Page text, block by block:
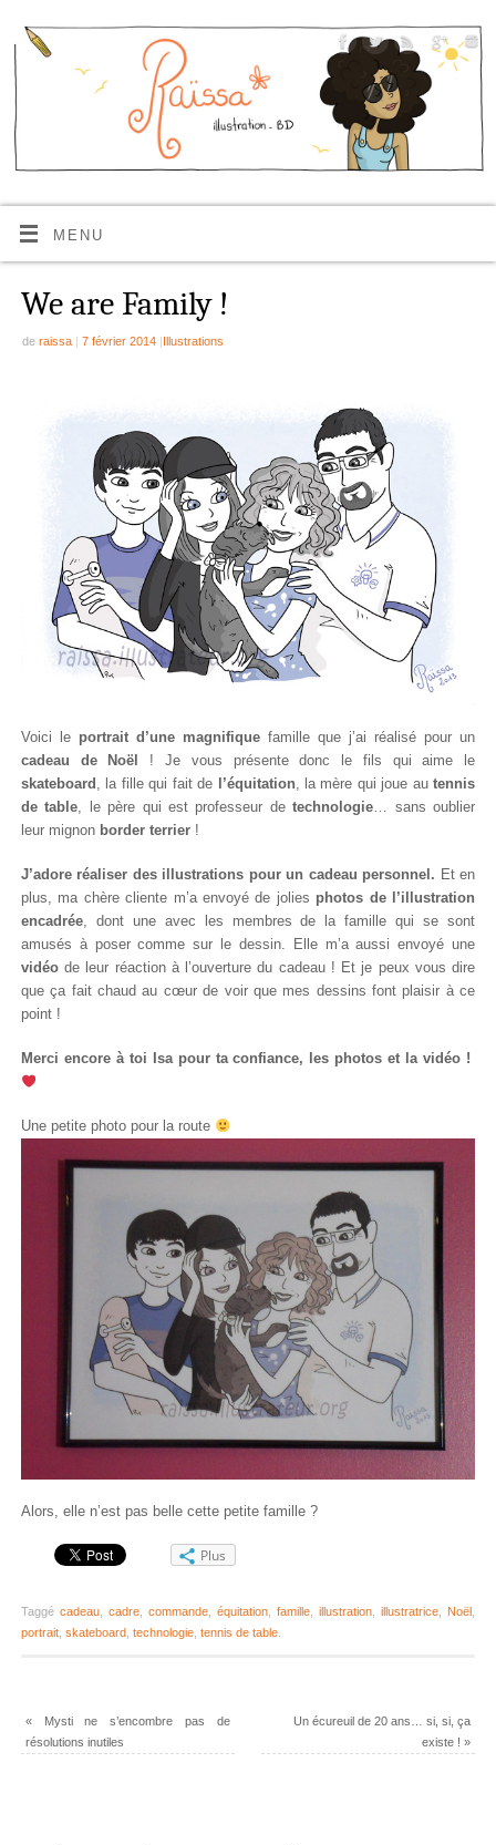
MENU
We are Family !
de raissa | 7 février 2014 |Illustrations
Voici le portrait d’une magnifiquefamille que j’ai réalisé pour un
cadeau de Noël
! Je vous présente donc le fils qui aime le
skateboard , la fille qui fait de l’équitation, la mère qui joue autennis
de table, le père qui est professeur detechnologie… sans oublier
leur mignon border terrier!
J’adore réaliser des illustrations pour un cadeau personnel. Et en
plus, ma chère cliente m’a envoyé de jolies photos de l’illustration
encadrée, dont une avec les membres de la famille qui se sont
amusés à poser comme sur le dessin. Elle m’a aussi envoyé une
vidéode leur réaction à l’ouverture du cadeau ! Et je peux vous dire
que ça fait chaud au cœur de voir que mes dessins font plaisir à ce
point !
Merci encore à toi Isa pour ta confiance, les photos et la vidéo !
Une petite photo pour la route
Alors, elle n’est pas belle cette petite famille ?
Plus
Taggé cadeau, cadre, commande,équitation ,famille ,illustration ,illustratrice Noël
portrait, skateboard, technologie, tennis de table.
«Mysti ne s’encombre pas de
résolutions inutiles
Un écureuil de 20 ans… si, si, ça
existe !»